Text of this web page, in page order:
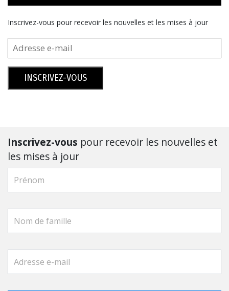
Inscrivez-vous pour recevoir les nouvelles et les mises à jour
INSCRIVEZ-VOUS
Inscrivez-vous pour recevoir les nouvelles et
les mises à jour